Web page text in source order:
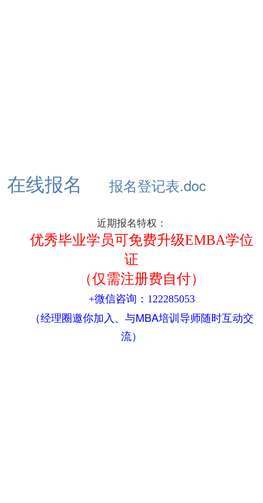
在线报名 报名登记表.doc
近期报名特权：
优秀毕业学员可免费升级EMBA学位
证
（仅需注册费自付）
+微信咨询：122285053
（经理圈邀你加入、与MBA培训导师随时互动交
流）